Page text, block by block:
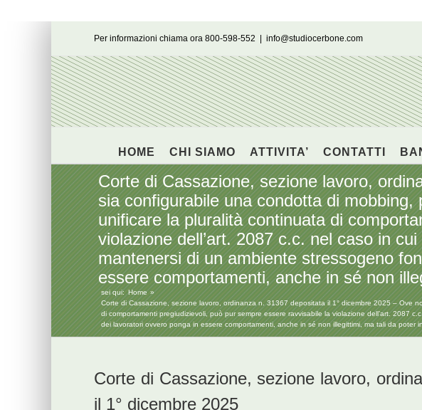
Per informazioni chiama ora 800-598-552 info@studiocerbone.com
HOME CHI SIAMO ATTIVITA’ CONTATTI
Corte di Cassazione, sezione lavoro,
sia configurabile una condotta di
unificare la pluralità continuata di
violazione dell’art. 2087 c.c. nel caso in
mantenersi di un ambiente stressogeno
essere comportamenti, anche in sé non
sei qui: Home
Corte di Cassazione, sezione lavoro, ordinanza n. 31367 depositata il 1° dicembre 2025 – Ove
di comportamenti pregiudizievoli, può pur sempre essere ravvisabile la violazione dell’art.
dei lavoratori ovvero ponga in essere comportamenti, anche in sé non illegittimi, ma tali da poter
Corte di Cassazione, sezione lavoro,
il 1° dicembre 2025